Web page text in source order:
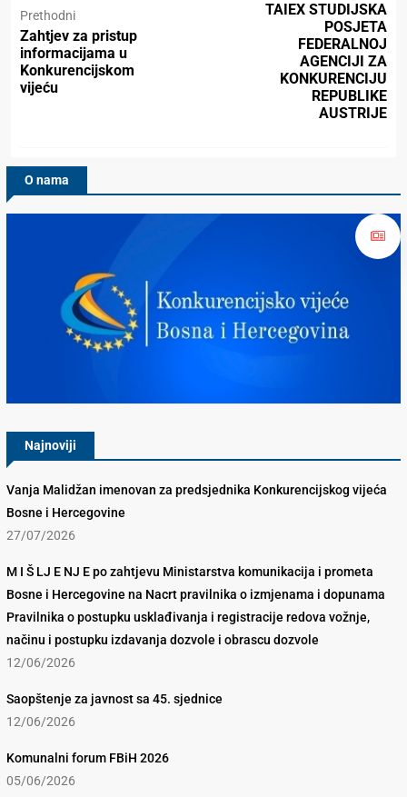
Prethodni
Zahtjev za pristup
informacijama u
Konkurencijskom
vijeću
TAIEX STUDIJSKA
POSJETA
FEDERALNOJ
AGENCIJI ZA
KONKURENCIJU
REPUBLIKE
AUSTRIJE
O nama
Najnoviji
Vanja Malidžan imenovan za predsjednika Konkurencijskog vijeća
Bosne i Hercegovine
27/07/2026
M I Š LJ E NJ E po zahtjevu Ministarstva komunikacija i prometa
Bosne i Hercegovine na Nacrt pravilnika o izmjenama i dopunama
Pravilnika o postupku usklađivanja i registracije redova vožnje,
načinu i postupku izdavanja dozvole i obrascu dozvole
12/06/2026
Saopštenje za javnost sa 45. sjednice
12/06/2026
Komunalni forum FBiH 2026
05/06/2026